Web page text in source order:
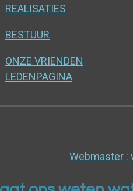
REALISATIES
BESTUUR
ONZE VRIENDEN
LEDENPAGINA
Webmaster :